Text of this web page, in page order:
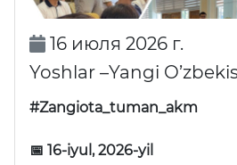
16 июля 2026 г.
Yoshlar –Yangi
#Zangiota_tuman_akm
📅 16-iyul, 2026-yil